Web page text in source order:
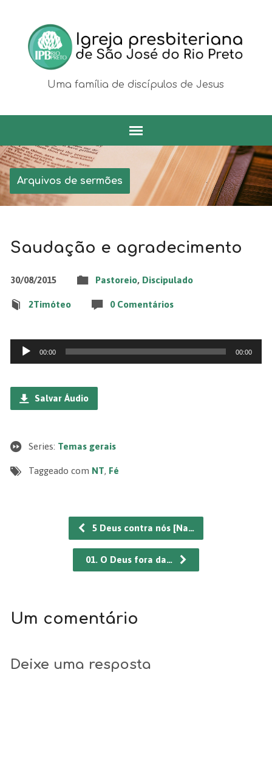
Uma família de discípulos de Jesus
Arquivos de sermões
Saudação e agradecimento
30/08/2015 Pastoreio, Discipulado
2Timóteo 0 Comentários
Tocador
de
áudio
00:00 00:00
Salvar Áudio
Series: Temas gerais
Taggeado com NT, Fé
5 Deus contra nós [Na…
01. O Deus fora da…
Um comentário
Deixe uma resposta